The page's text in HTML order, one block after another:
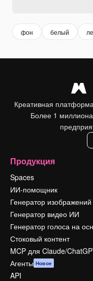
фон белый
Креативная
Более 1
Продукция
Spaces
ИИ-помощник
Генератор
Генератор видео ИИ
Генератор голоса на
Стоковый контент
MCP для Claude/
Агенты Новое
API